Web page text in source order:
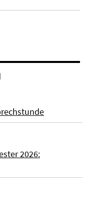
2026: